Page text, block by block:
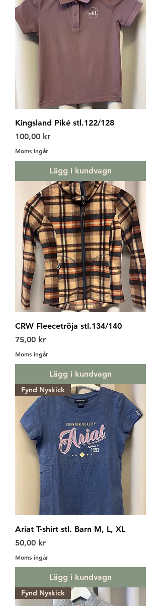
Kingsland Piké stl.122/128
Pris
100,00 kr
Moms ingår
Lägg i kundvagn
CRW Fleecetröja stl.134/140
Pris
75,00 kr
Moms ingår
Lägg i kundvagn
Fynd Nyskick
Ariat T-shirt stl. Barn M, L, XL
Pris
50,00 kr
Moms ingår
Lägg i kundvagn
Fynd Nyskick